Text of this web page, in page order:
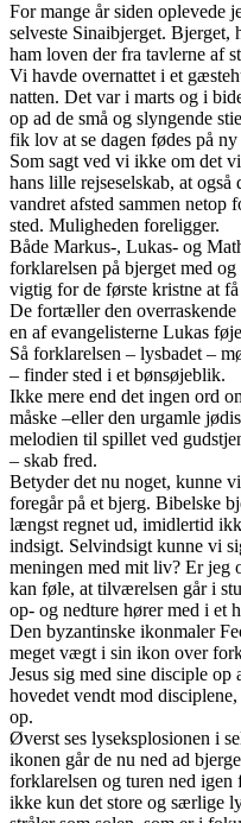
For mange år siden oplevede
selveste Sinaibjerget.
ham loven der fra tavlerne af
Vi havde overnattet i et
natten. Det var i marts og i
op ad de små og slyngende
fik lov at se dagen fødes på
Som sagt ved vi ikke om det
hans lille rejseselskab, at
vandret afsted sammen netop
sted. Muligheden foreligger.
Både Markus-, Lukas- og
forklarelsen på bjerget med
vigtig for de første kristne at
De fortæller den overraskende
en af evangelisterne Lukas
Så forklarelsen – lysbadet –
– finder sted i et bønsøjeblik.
Ikke mere end det ingen ord
måske –eller den urgamle
melodien til spillet ved
– skab fred.
Betyder det nu noget, kunne
foregår på et bjerg. Bibelske
længst regnet ud, imidlertid
indsigt. Selvindsigt kunne vi
meningen med mit liv? Er jeg
kan føle, at tilværelsen går i
op- og nedture hører med i et
Den byzantinske ikonmaler
meget vægt i sin ikon over
Jesus sig med sine disciple
hovedet vendt mod
op.
Øverst ses lyseksplosionen i
ikonen går de nu ned ad
forklarelsen og turen ned
ikke kun det store og særlige